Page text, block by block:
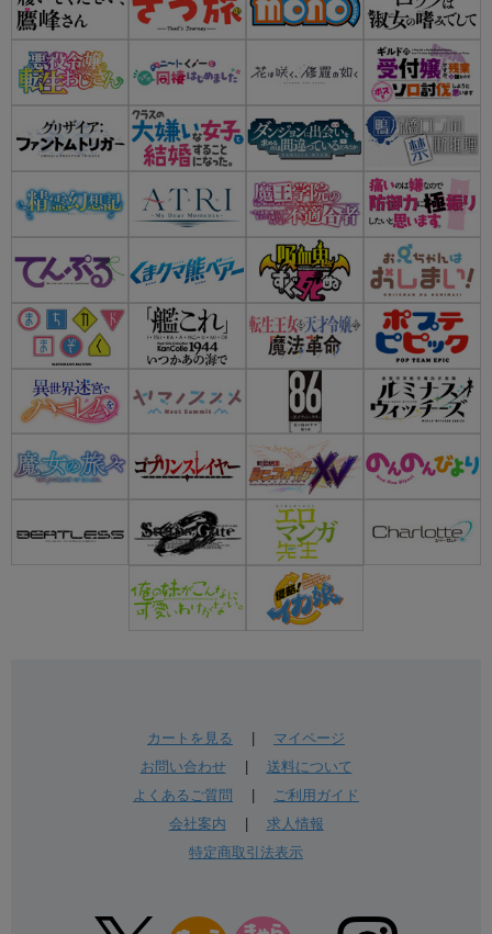
カートを見る
マイページ
お問い合わせ| 送料について
よくあるご質問
ご利用ガイド
会社案内
求人情報
特定商取引法表示